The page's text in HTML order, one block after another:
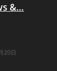
&…
20日